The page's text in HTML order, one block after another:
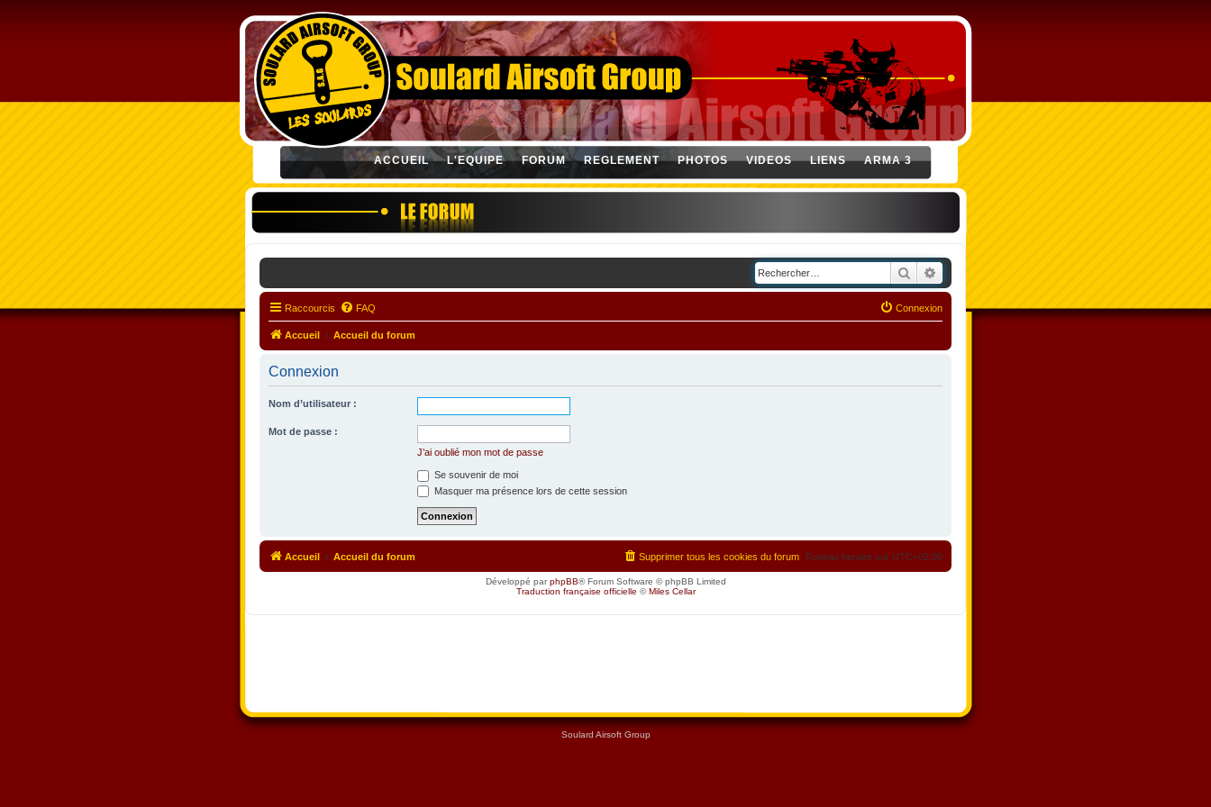
ACCUEIL L'EQUIPE FORUM REGLEMENT PHOTOS VIDEOS LIENS ARMA 3
Rechercher
Raccourcis FAQ Connexion
Accueil Accueil du forum
Connexion
Nom d’utilisateur :
Mot de passe :
J’ai oublié mon mot de passe
Se souvenir de moi
Masquer ma présence lors de cette session
Accueil Accueil du forum Fuseau horaire sur UTC+02:00
Supprimer tous les cookies du forum
Développé parphpBB® Forum Software © phpBB Limited
Traduction française officielle ©Miles Cellar
Soulard Airsoft Group